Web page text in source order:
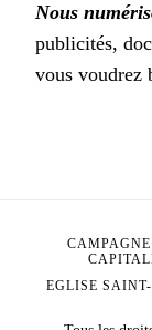
Nous
publicités,
vous voudrez
EGLISE